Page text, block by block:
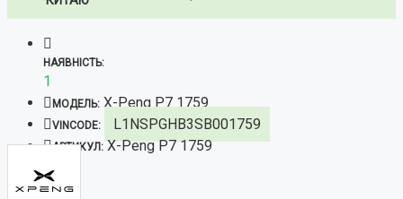
НАЯВНІСТЬ:
1
МОДЕЛЬ: X-Peng P7 1759
VINCODE: L1NSPGHB3SB001759
АРТИКУЛ: X-Peng P7 1759